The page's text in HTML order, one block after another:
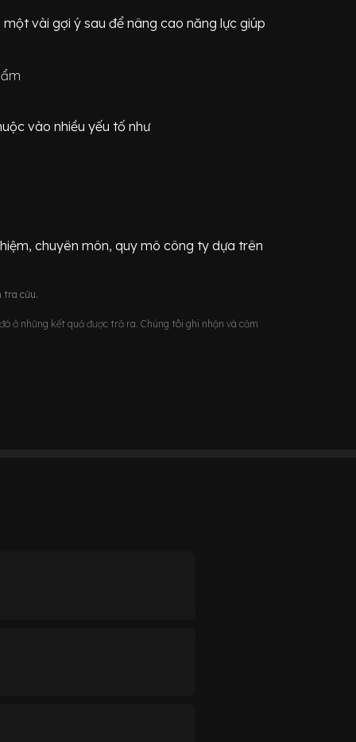
vài gợi ý sau để nâng cao năng lực giúp
vào nhiều yếu tố như
chuyên môn, quy mô công ty dựa trên
tra cứu.
ở những kết quả được trả ra. Chúng tôi ghi nhận và cảm